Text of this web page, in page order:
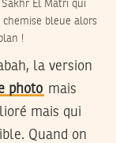
El Matri qui
chemise bleue alors
!
la version
photo mais
mais qui
Quand on